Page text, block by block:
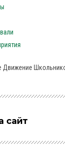
Движение
сайт